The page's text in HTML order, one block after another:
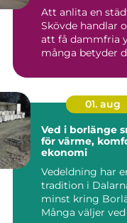
Att anlita en
Skövde handlar
att få dammfria
många betyder
01. aug
Ved i borlänge smarta val
för värme,
ekonomi
Vedeldning har
tradition i
minst kring
Många väljer